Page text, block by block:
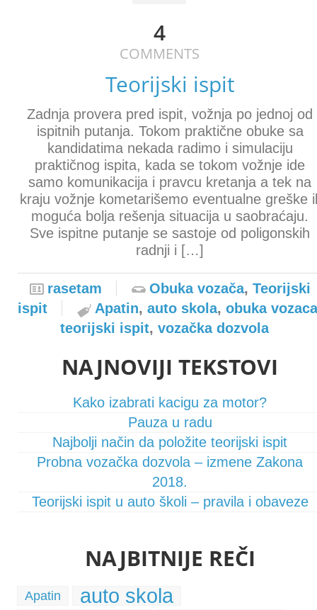
4
COMMENTS
Teorijski ispit
Zadnja provera pred ispit, vožnja po jednoj od
ispitnih putanja. Tokom praktične obuke sa
kandidatima nekada radimo i simulaciju
praktičnog ispita, kada se tokom vožnje ide
samo komunikacija i pravcu kretanja a tek na
kraju vožnje kometarišemo eventualne greške
moguća bolja rešenja situacija u saobraćaju.
Sve ispitne putanje se sastoje od poligonskih
radnji i […]
rasetam Obuka vozača, Teorijski
ispit
Apatin, auto skola, obuka vozaca
teorijski ispit, vozačka dozvola
NAJNOVIJI TEKSTOVI
Kako izabrati kacigu za motor?
Pauza u radu
Najbolji način da položite teorijski ispit
Probna vozačka dozvola – izmene Zakona
2018.
Teorijski ispit u auto školi – pravila i obaveze
NAJBITNIJE REČI
Apatin auto skola